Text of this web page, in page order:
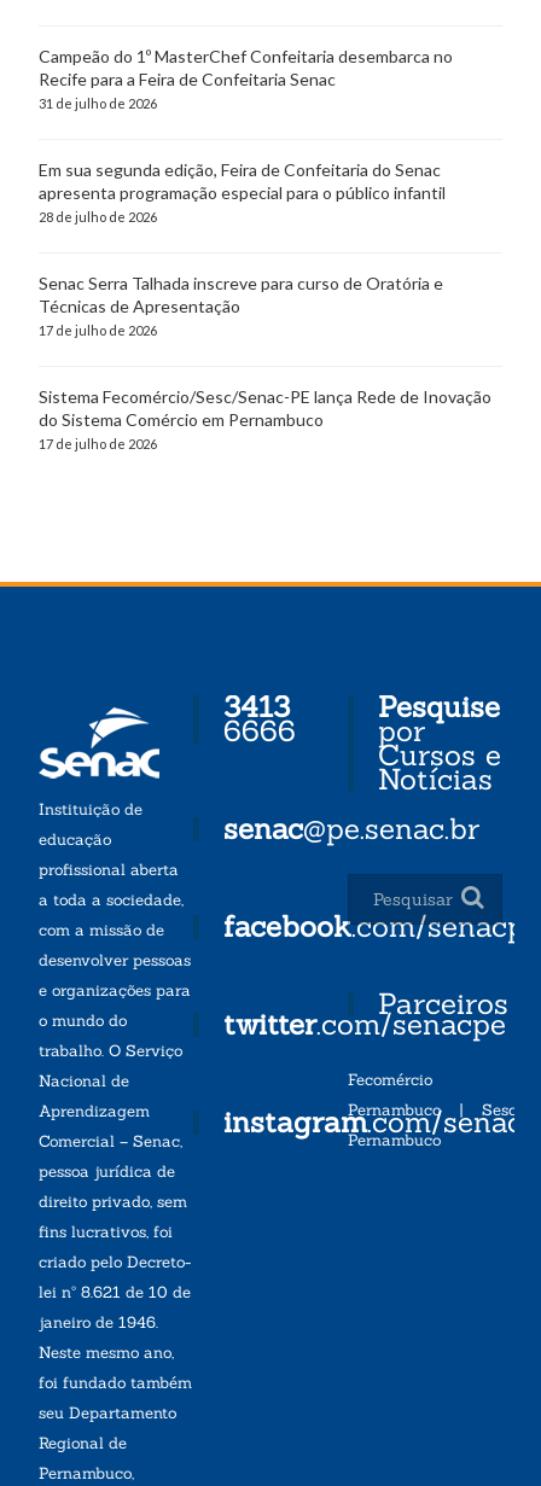
Campeão do 1º MasterChef Confeitaria desembarca no
Recife para a Feira de Confeitaria Senac
31 de julho de 2026
Em sua segunda edição, Feira de Confeitaria do Senac
apresenta programação especial para o público infantil
28 de julho de 2026
Senac Serra Talhada inscreve para curso de Oratória e
Técnicas de Apresentação
17 de julho de 2026
Sistema Fecomércio/Sesc/Senac-PE lança Rede de Inovação
do Sistema Comércio em Pernambuco
17 de julho de 2026
Instituição de
educação
profissional aberta
a toda a sociedade,
com a missão de
desenvolver pessoas
e organizações para
o mundo do
trabalho. O Serviço
Nacional de
Aprendizagem
Comercial – Senac,
pessoa jurídica de
direito privado, sem
fins lucrativos, foi
criado pelo Decreto-
lei nº 8.621 de 10 de
janeiro de 1946.
Neste mesmo ano,
foi fundado também
seu Departamento
Regional de
Pernambuco,
3413
6666
senac@pe.senac.br
facebook.com/senacpe
twitter.com/senacpe
instagram.com/
Pesquise
por
Cursos e
Notícias
Parceiros
Fecomércio
Pernambuco| Sesc
Pernambuco